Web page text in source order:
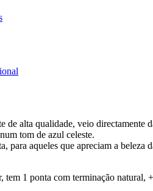
de alta qualidade, veio
tom de azul celeste.
para aqueles que apreciam a beleza
tem 1 ponta com terminação natural,